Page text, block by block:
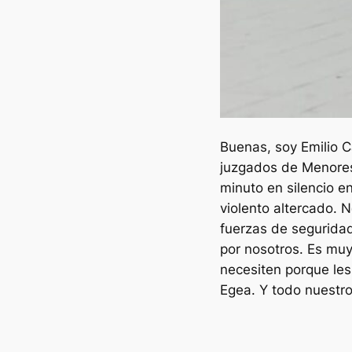
Buenas, soy Emilio
juzgados de
minuto en silencio
violento altercado.
fuerzas de
por nosotros. Es
necesiten porque
Egea. Y todo